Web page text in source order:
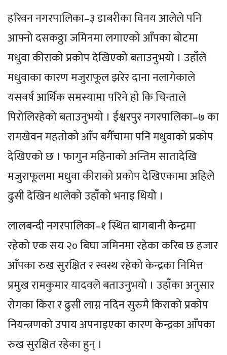
हरिवन नगरपालिका–३ डाबरीका विनय आलेले पनि
आफ्नो दसकठ्ठा जमिनमा लगाएको आँपका बोटमा
मधुवा कीराको प्रकोप देखिएको बताउनुभयो । उहाँले
मधुवाका कारण मजुराफूल झरेर दाना नलागेकाले
यसवर्ष आर्थिक समस्यामा परिने हो कि चिन्ताले
पिरोलिरहेको बताउनुभयो । ईश्वरपुर नगरपालिका–७ का
रामखेवन महतोको आँप बगैँचामा पनि मधुवाको प्रकोप
देखिएको छ । फागुन महिनाको अन्तिम सातादेखि
मजुराफूलमा मधुवा कीराको प्रकोप देखिएकामा अहिले
ढुसी देखिन थालेको उहाँको भनाइ थियोे ।
लालबन्दी नगरपालिका–१ स्थित बागबानी केन्द्रमा
रहेको एक सय २० बिघा जमिनमा रहेका करिब छ हजार
आँपका रुख सुरक्षित र स्वस्थ रहेको केन्द्रका निमित्त
प्रमुख रामकुमार यादवले बताउनुभयो । उहाँका अनुसार
रोगका किरा र ढुसी लाग्न नदिन सुरुमै किराको प्रकोप
नियन्त्रणको उपाय अपनाइएका कारण केन्द्रका आँपका
रुख सुरक्षित रहेका हुन् ।